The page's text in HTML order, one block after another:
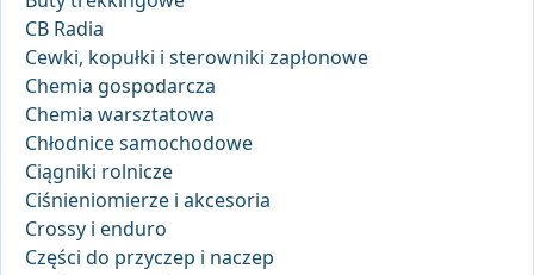
CB Radia
Cewki, kopułki i sterowniki zapłonowe
Chemia gospodarcza
Chemia warsztatowa
Chłodnice samochodowe
Ciągniki rolnicze
Ciśnieniomierze i akcesoria
Crossy i enduro
Części do przyczep i naczep